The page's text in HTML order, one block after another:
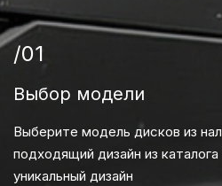
/01
Выбор модели
Выберите модель дисков из
подходящий дизайн из
уникальный дизайн